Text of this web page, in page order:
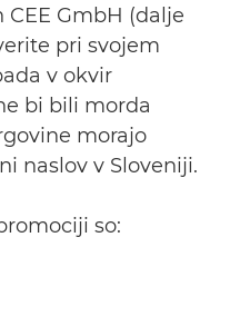
GmbH (dalje
pri svojem
v okvir
bi bili morda
morajo
naslov v Sloveniji.
so: